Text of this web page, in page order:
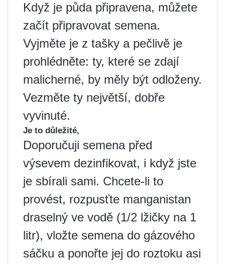
Když je půda připravena, můžete
začít připravovat semena.
Vyjměte je z tašky a pečlivě je
prohlédněte: ty, které se zdají
malicherné, by měly být odloženy.
Vezměte ty největší, dobře
vyvinuté.
Je to důležité,
Doporučuji semena před
výsevem dezinfikovat, i když jste
je sbírali sami. Chcete-li to
provést, rozpusťte manganistan
draselný ve vodě (1/2 lžičky na 1
litr), vložte semena do gázového
sáčku a ponořte jej do roztoku asi